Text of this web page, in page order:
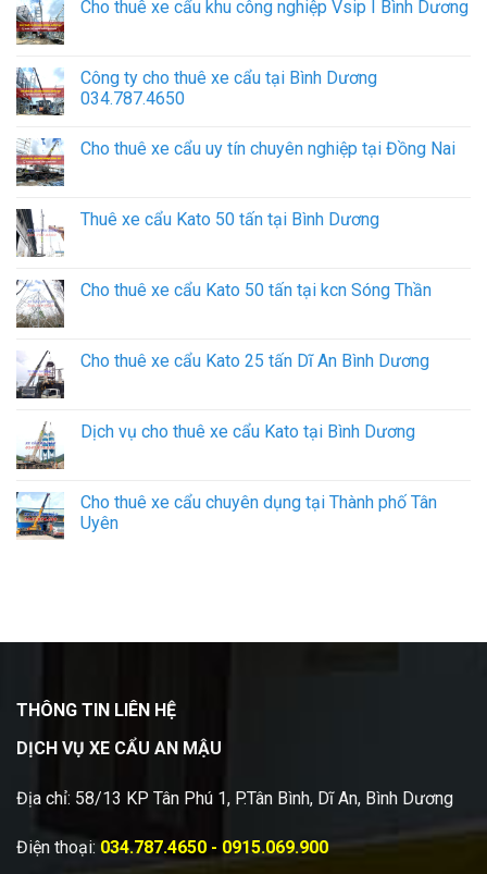
Cho thuê xe cẩu khu công nghiệp Vsip I Bình Dương
Công ty cho thuê xe cẩu tại Bình Dương
034.787.4650
Cho thuê xe cẩu uy tín chuyên nghiệp tại Đồng Nai
Thuê xe cẩu Kato 50 tấn tại Bình Dương
Cho thuê xe cẩu Kato 50 tấn tại kcn Sóng Thần
Cho thuê xe cẩu Kato 25 tấn Dĩ An Bình Dương
Dịch vụ cho thuê xe cẩu Kato tại Bình Dương
Cho thuê xe cẩu chuyên dụng tại Thành phố Tân
Uyên
THÔNG TIN LIÊN HỆ
DỊCH VỤ XE CẨU AN MẬU
Địa chỉ: 58/13 KP Tân Phú 1, P.Tân Bình, Dĩ An, Bình Dương
Điện thoại: 034.787.4650 - 0915.069.900